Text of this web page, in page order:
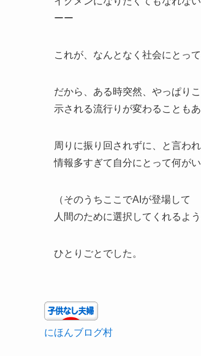
ーー
これが、なんとなく社会にとっ
だから、ある時突然、やっぱり
示される流行りが変わることもあ
周りに振り回されずに、と言わ
情報多すぎて自分にとって何が
（そのうちここでAIが登場して
人間のために選択してくれるよ
ひとりごとでした。
にほんブログ村